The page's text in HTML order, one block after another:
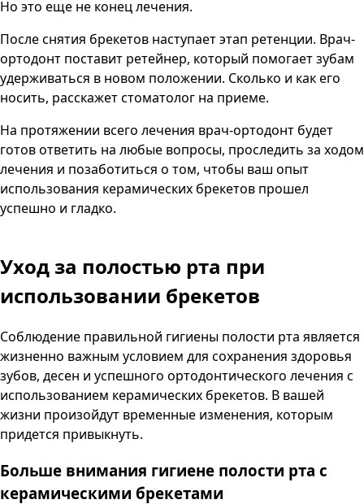
Но это еще не конец лечения.
После снятия брекетов наступает этап ретенции. Врач-
ортодонт поставит ретейнер, который помогает зубам
удерживаться в новом положении. Сколько и как его
носить, расскажет стоматолог на приеме.
На протяжении всего лечения врач-ортодонт будет
готов ответить на любые вопросы, проследить за ходом
лечения и позаботиться о том, чтобы ваш опыт
использования керамических брекетов прошел
успешно и гладко.
Уход за полостью рта при
использовании брекетов
Соблюдение правильной гигиены полости рта является
жизненно важным условием для сохранения здоровья
зубов, десен и успешного ортодонтического лечения с
использованием керамических брекетов. В вашей
жизни произойдут временные изменения, которым
придется привыкнуть.
Больше внимания гигиене полости рта с
керамическими брекетами